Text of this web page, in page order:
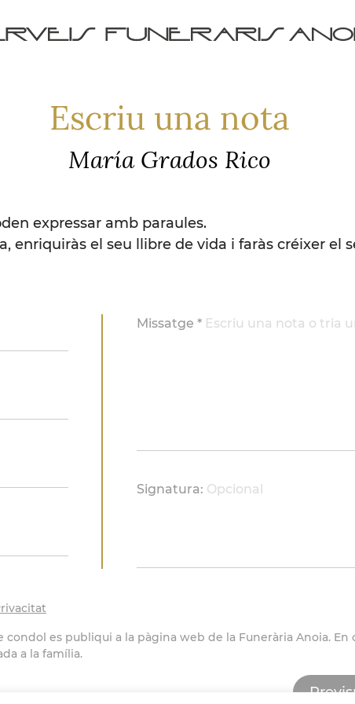
Escriu una nota
María Grados Rico
expressar amb paraules.
enriquiràs el seu llibre de vida i faràs créixer el
Missatge *Escriu una nota o tria
Signatura: Opcional
es publiqui a la pàgina web de la Funerària Anoia. En
a la família.